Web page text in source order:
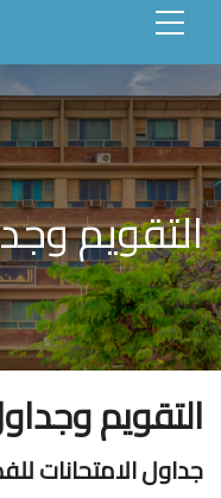
التقويم
التقويم
جداول الامتحانات للفصل